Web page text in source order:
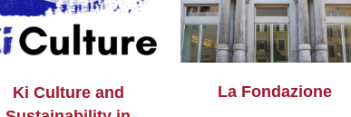
Ki Culture and
La Fondazione